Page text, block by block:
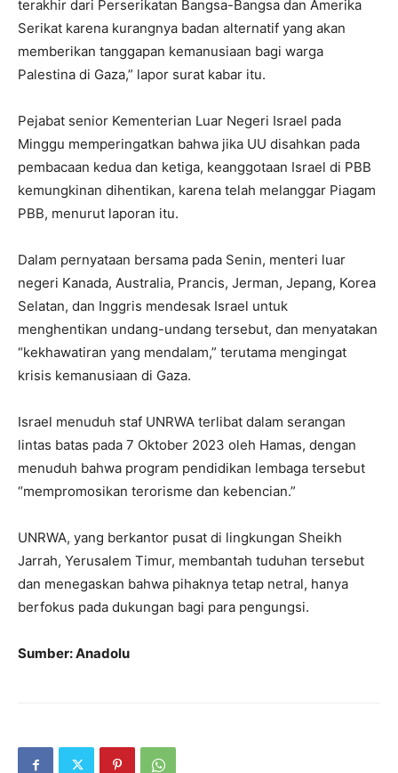
terakhir dari Perserikatan Bangsa-Bangsa dan Amerika
Serikat karena kurangnya badan alternatif yang akan
memberikan tanggapan kemanusiaan bagi warga
Palestina di Gaza,” lapor surat kabar itu.
Pejabat senior Kementerian Luar Negeri Israel pada
Minggu memperingatkan bahwa jika UU disahkan pada
pembacaan kedua dan ketiga, keanggotaan Israel di PBB
kemungkinan dihentikan, karena telah melanggar Piagam
PBB, menurut laporan itu.
Dalam pernyataan bersama pada Senin, menteri luar
negeri Kanada, Australia, Prancis, Jerman, Jepang, Korea
Selatan, dan Inggris mendesak Israel untuk
menghentikan undang-undang tersebut, dan menyatakan
“kekhawatiran yang mendalam,” terutama mengingat
krisis kemanusiaan di Gaza.
Israel menuduh staf UNRWA terlibat dalam serangan
lintas batas pada 7 Oktober 2023 oleh Hamas, dengan
menuduh bahwa program pendidikan lembaga tersebut
“mempromosikan terorisme dan kebencian.”
UNRWA, yang berkantor pusat di lingkungan Sheikh
Jarrah, Yerusalem Timur, membantah tuduhan tersebut
dan menegaskan bahwa pihaknya tetap netral, hanya
berfokus pada dukungan bagi para pengungsi.
Sumber: Anadolu